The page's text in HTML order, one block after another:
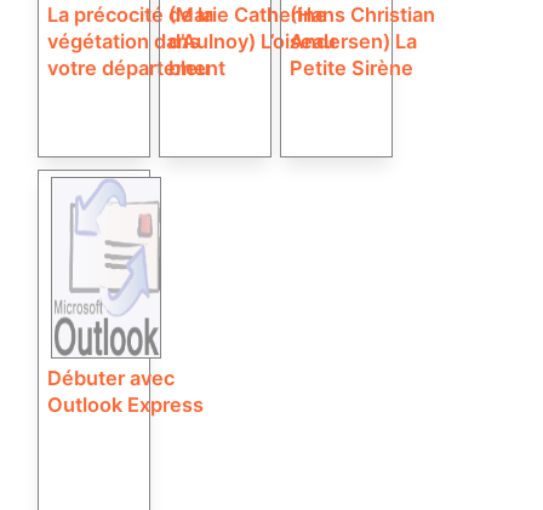
La précocité de la
végétation dans
votre département
(Marie Catherine
d’Aulnoy) L’oiseau
bleu
(Hans Christian
Andersen) La
Petite Sirène
Débuter avec
Outlook Express